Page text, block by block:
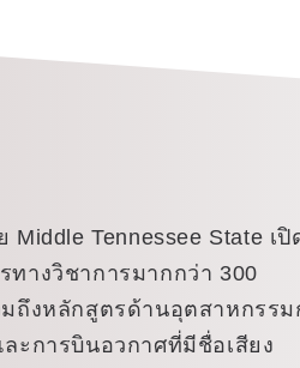
Middle Tennessee State เปิ
ทางวิชาการมากกว่า 300
ถึงหลักสูตรด้านอุตสาหกรรม
ะการบินอวกาศที่มีชื่อเสียง